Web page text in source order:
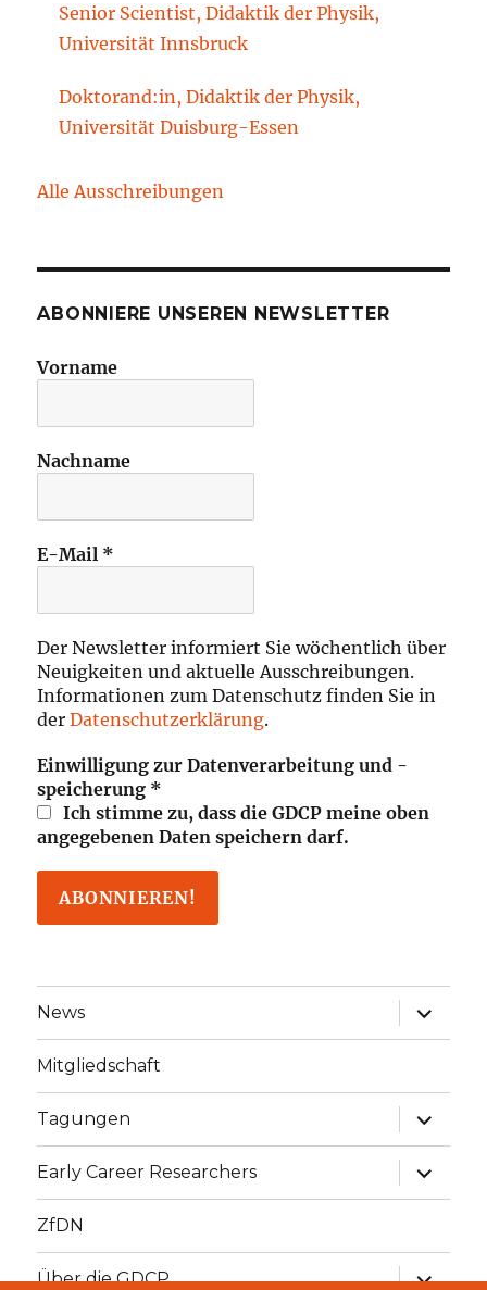
Technische Universität Cottbus-Senftenberg
Senior Scientist, Didaktik der Physik,
Universität Innsbruck
Doktorand:in, Didaktik der Physik,
Universität Duisburg-Essen
Alle Ausschreibungen
ABONNIERE UNSEREN NEWSLETTER
Vorname
Nachname
E-Mail *
Der Newsletter informiert Sie wöchentlich über
Neuigkeiten und aktuelle Ausschreibungen.
Informationen zum Datenschutz finden Sie in
derDatenschutzerklärung.
Einwilligung zur Datenverarbeitung und -
speicherung *
Ich stimme zu, dass die GDCP meine oben
angegebenen Daten speichern darf.
News
öffnen
Mitgliedschaft
Tagungen
öffnen
Early Career Researchers
öffnen
ZfDN
Über die GDCP